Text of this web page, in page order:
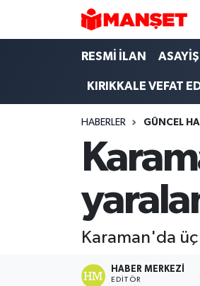
RESMİ İLAN ASAYİŞ
KIRIKKALE VEFAT
HABERLER GÜNCEL
Karaman'da üç
HABER MERKEZI
EDITÖR
Hava Durumu
Trafik Durumu
Süper Lig Puan Durumu ve
Tüm Manşetler
Son Dakika Haberleri
Haber Arşivi